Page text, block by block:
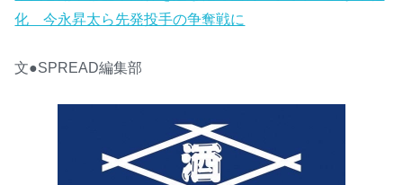
化 今永昇太ら先発投手の争奪戦に
文●SPREAD編集部